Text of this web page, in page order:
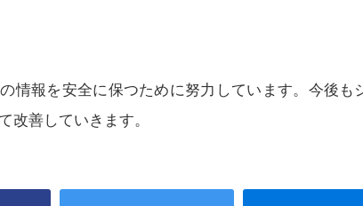
情報を安全に保つために努力しています。今後も
改善していきます。